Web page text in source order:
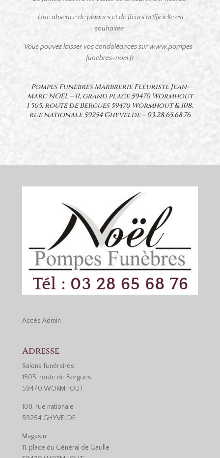
Une absence de plaques et de fleurs artificielle est
souhaitée.
Vous pouvez laisser vos condoléances sur www.pompes-
funebres-noel.fr
Pompes Funèbres Marbrerie Fleuriste Jean-
Marc NOEL – 11, grand place 59470 Wormhout
1 505, route de Bergues 59470 Wormhout & 108,
rue nationale 59254 Ghyvelde –03.28.65.68.76
Accès Admin
Adresse
Salons funéraires:
1505, route de Bergues
59470 WORMHOUT
108, rue nationale
59254 GHYVELDE
Magasin:
11, place du Général de Gaulle